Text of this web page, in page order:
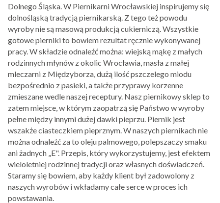
Dolnego Śląska. W Piernikarni Wrocławskiej inspirujemy się
dolnośląską tradycją piernikarską. Z tego też powodu
wyroby nie są masową produkcją cukierniczą. Wszystkie
gotowe pierniki to bowiem rezultat ręcznie wykonywanej
pracy. W składzie odnaleźć można: wiejską mąkę z małych
rodzinnych młynów z okolic Wrocławia, masła z małej
mleczarni z Międzyborza, dużą ilość pszczelego miodu
bezpośrednio z pasieki, a także przyprawy korzenne
zmieszane wedle naszej receptury. Nasz piernikowy sklep to
zatem miejsce, w którym zaopatrzą się Państwo w wyroby
pełne między innymi dużej dawki pieprzu. Piernik jest
wszakże ciasteczkiem pieprznym. W naszych piernikach nie
można odnaleźć za to oleju palmowego, polepszaczy smaku
ani żadnych „E". Przepis, który wykorzystujemy, jest efektem
wieloletniej rodzinnej tradycji oraz własnych doświadczeń.
Staramy się bowiem, aby każdy klient był zadowolony z
naszych wyrobów i wkładamy całe serce w proces ich
powstawania.